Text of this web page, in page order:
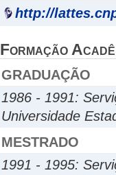
http://
Formação
GRADUAÇÃO
1986 - 1991:
Universidade
MESTRADO
1991 - 1995: